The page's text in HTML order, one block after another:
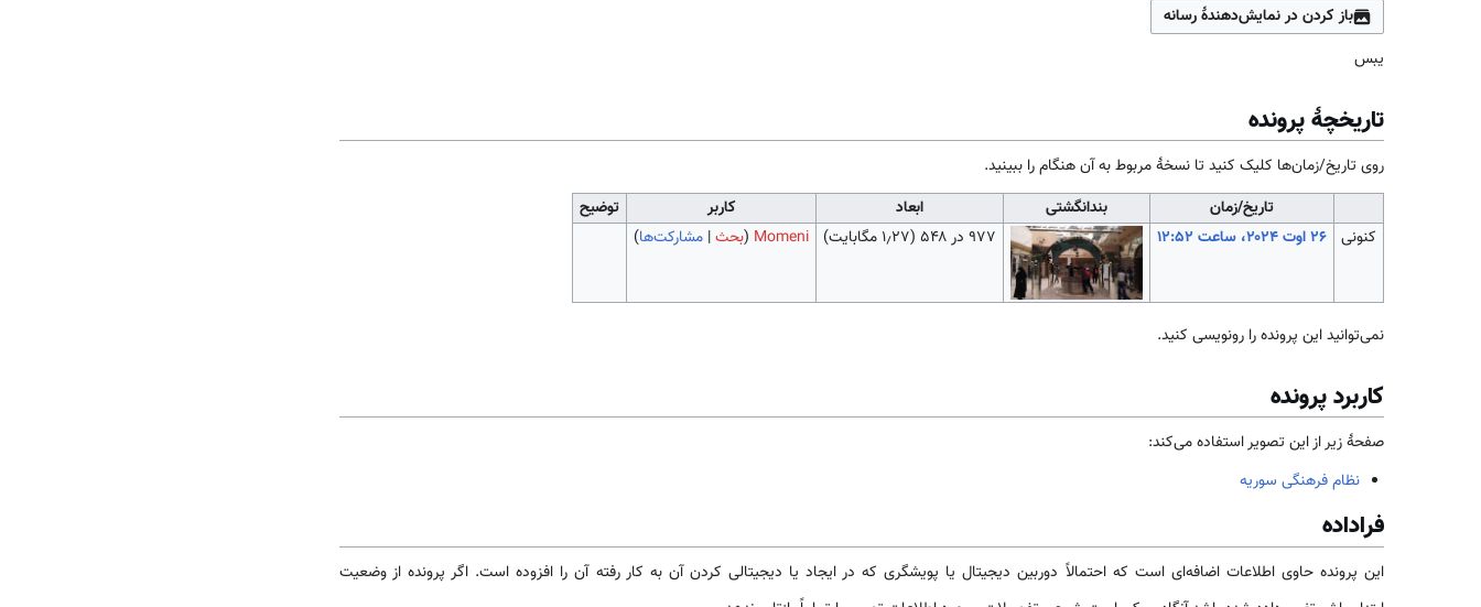
باز کردن در نمایش‌دهندهٔ رسانه
یبس
تاریخچهٔ پرونده
روی تاریخ/زمان‌ها کلیک کنید تا نسخهٔ مربوط به آن هنگام را ببینید.
تاریخ/زمان
بندانگشتی ابعاد کاربر
توضیح
کنونی
۹۷۷ در ۵۴۸ (۱٫۲۷ مگابایت) Momeni
(بحث| مشارکت‌ها)
نمی‌توانید این پرونده را رونویسی کنید.
کاربرد پرونده
صفحهٔ زیر از این تصویر استفاده می‌کند:
نظام فرهنگی سوریه
فراداده
این پرونده حاوی اطلاعات اضافه‌ای است که احتمالاً دوربین دیجیتال یا پویشگری که در ایجاد یا دیجیتالی کردن آن به کار رفته آن را افزوده است. اگر پرونده از وضعیت